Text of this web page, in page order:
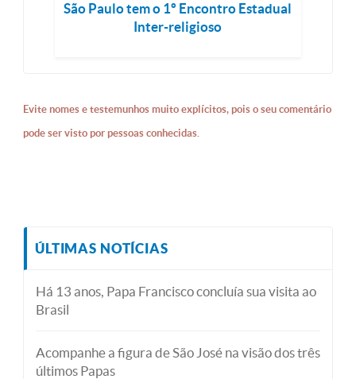
São Paulo tem o 1º Encontro Estadual
Inter-religioso
Evite nomes e testemunhos muito explícitos, pois o seu comentário
pode ser visto por pessoas conhecidas.
ÚLTIMAS NOTÍCIAS
Há 13 anos, Papa Francisco concluía sua visita ao
Brasil
Acompanhe a figura de São José na visão dos três
últimos Papas